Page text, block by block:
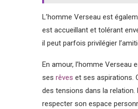
L’homme Verseau est
est accueillant et tolérant
il peut parfois privilégier
En amour, l’homme Verseau
ses rêves et ses aspirations.
des tensions dans la relation.
respecter son espace